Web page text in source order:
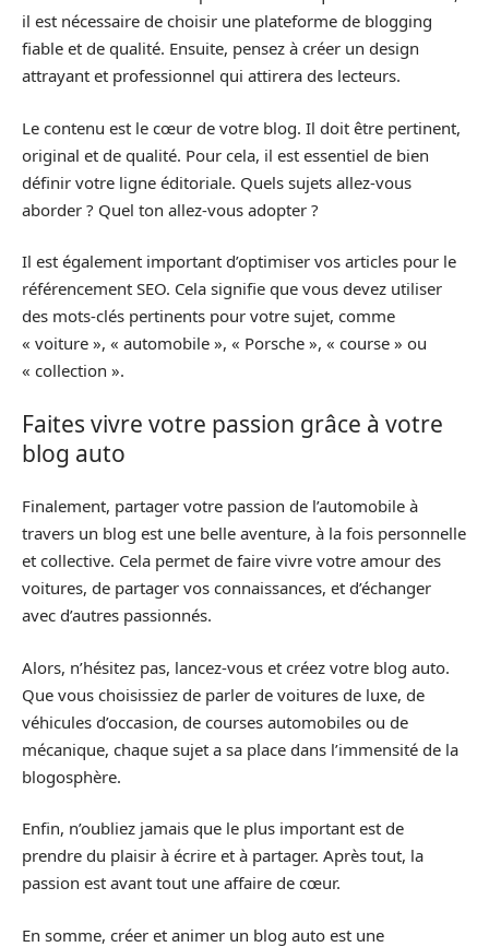
il est nécessaire de choisir une plateforme de blogging
fiable et de qualité. Ensuite, pensez à créer un design
attrayant et professionnel qui attirera des lecteurs.
Le contenu est le cœur de votre blog. Il doit être pertinent,
original et de qualité. Pour cela, il est essentiel de bien
définir votre ligne éditoriale. Quels sujets allez-vous
aborder ? Quel ton allez-vous adopter ?
Il est également important d’optimiser vos articles pour le
référencement SEO. Cela signifie que vous devez utiliser
des mots-clés pertinents pour votre sujet, comme
« voiture », « automobile », « Porsche », « course » ou
« collection ».
Faites vivre votre passion grâce à votre
blog auto
Finalement, partager votre passion de l’automobile à
travers un blog est une belle aventure, à la fois personnelle
et collective. Cela permet de faire vivre votre amour des
voitures, de partager vos connaissances, et d’échanger
avec d’autres passionnés.
Alors, n’hésitez pas, lancez-vous et créez votre blog auto.
Que vous choisissiez de parler de voitures de luxe, de
véhicules d’occasion, de courses automobiles ou de
mécanique, chaque sujet a sa place dans l’immensité de la
blogosphère.
Enfin, n’oubliez jamais que le plus important est de
prendre du plaisir à écrire et à partager. Après tout, la
passion est avant tout une affaire de cœur.
En somme, créer et animer un blog auto est une